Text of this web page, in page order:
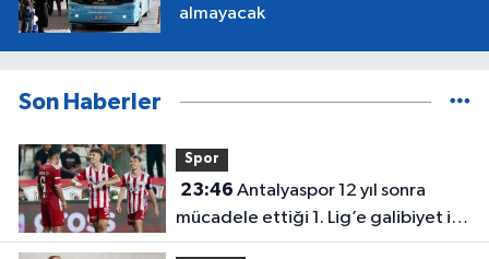
almayacak
Son Haberler
Spor
23:46
mücadele ettiği 1. Lig’e galibiyet ile
başladı